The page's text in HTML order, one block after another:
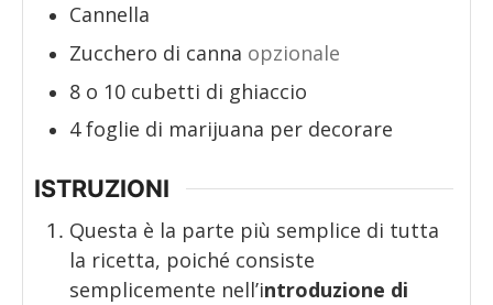
Cannella
Zucchero di canna opzionale
8 o 10 cubetti di ghiaccio
4 foglie di marijuana per decorare
ISTRUZIONI
Questa è la parte più semplice di tutta
la ricetta, poiché consiste
semplicemente nell’introduzione di